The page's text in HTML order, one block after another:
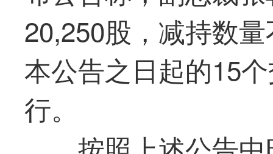
20,250股，减持数
本公告之日起的15
行。